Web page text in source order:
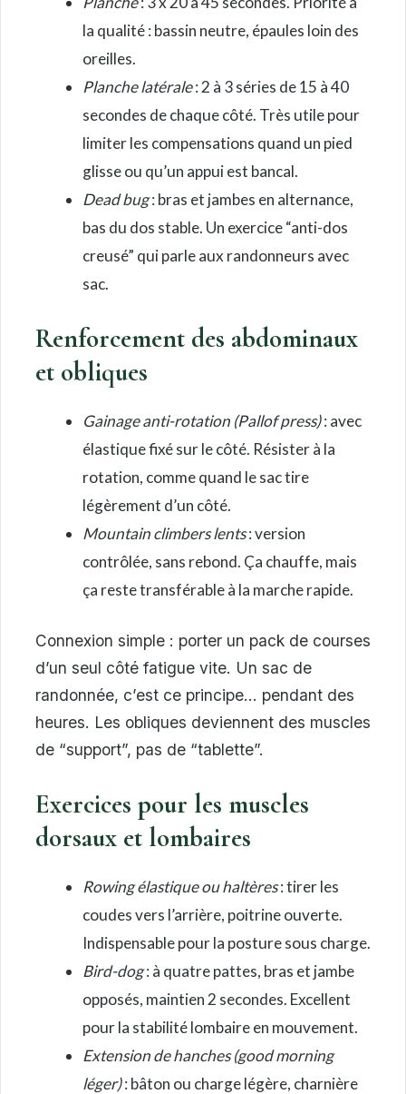
la qualité : bassin neutre, épaules loin des
oreilles.
Planche latérale: 2 à 3 séries de 15 à 40
secondes de chaque côté. Très utile pour
limiter les compensations quand un pied
glisse ou qu’un appui est bancal.
Dead bug: bras et jambes en alternance,
bas du dos stable. Un exercice “anti-dos
creusé” qui parle aux randonneurs avec
sac.
Renforcement des abdominaux
et obliques
Gainage anti-rotation (Pallof press): avec
élastique fixé sur le côté. Résister à la
rotation, comme quand le sac tire
légèrement d’un côté.
Mountain climbers lents: version
contrôlée, sans rebond. Ça chauffe, mais
ça reste transférable à la marche rapide.
Connexion simple : porter un pack de courses
d’un seul côté fatigue vite. Un sac de
randonnée, c’est ce principe… pendant des
heures. Les obliques deviennent des muscles
de “support”, pas de “tablette”.
Exercices pour les muscles
dorsaux et lombaires
Rowing élastique ou haltères: tirer les
coudes vers l’arrière, poitrine ouverte.
Indispensable pour la posture sous charge.
Bird-dog: à quatre pattes, bras et jambe
opposés, maintien 2 secondes. Excellent
pour la stabilité lombaire en mouvement.
Extension de hanches (good morning
léger): bâton ou charge légère, charnière